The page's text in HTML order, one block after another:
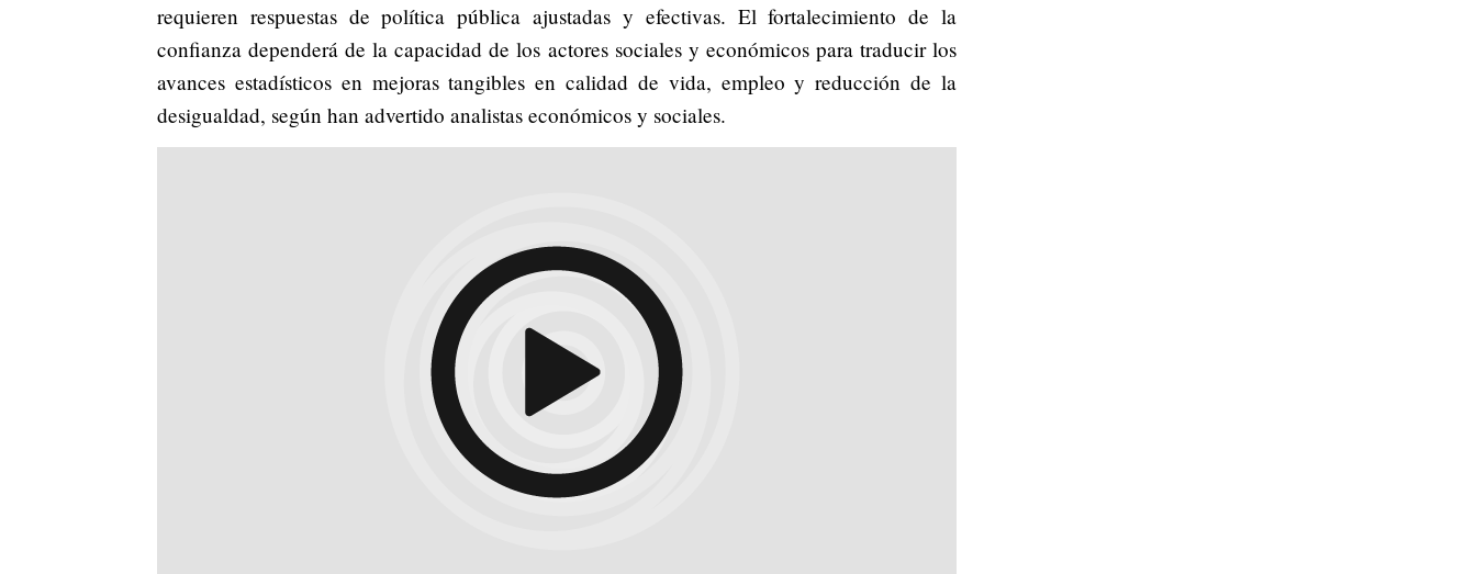
requieren respuestas de política pública ajustadas y efectivas. El fortalecimiento de la
confianza dependerá de la capacidad de los actores sociales y económicos para traducir los
avances estadísticos en mejoras tangibles en calidad de vida, empleo y reducción de la
desigualdad, según han advertido analistas económicos y sociales.